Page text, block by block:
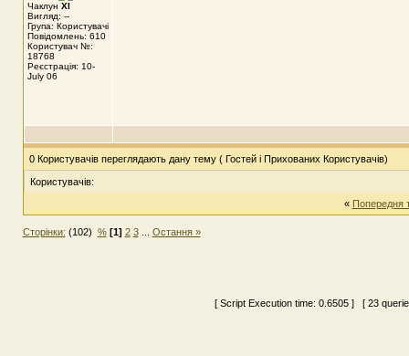
Чаклун XI
Вигляд: --
Група: Користувачі
Повідомлень: 610
Користувач №:
18768
Реєстрація: 10-
July 06
0 Користувачів переглядають дану тему ( Гостей і Прихованих Користувачів)
Користувачів:
« Попередня
Сторінки: (102) % [1] 2 3... Остання »
[ Script Execution time: 0.6505 ] [ 23